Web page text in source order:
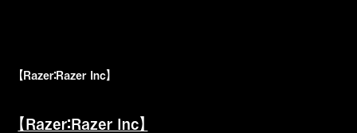
【Razer：Razer Inc】
【Razer：Razer Inc】